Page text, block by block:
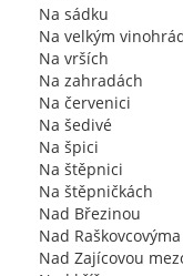
Na sádku
Na velkým
Na vrších
Na zahradách
Na červenici
Na šedivé
Na špici
Na štěpnici
Na štěpničkách
Nad Březinou
Nad Raškovcovýma
Nad Zajícovou